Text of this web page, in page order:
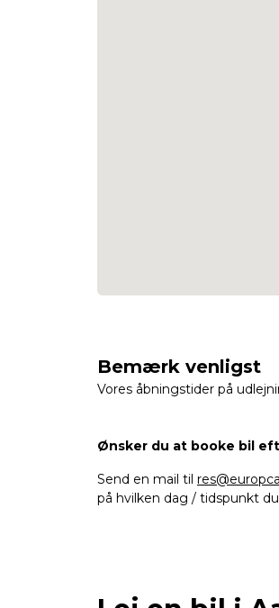
Bemærk venligst
Vores åbningstider på
Ønsker du at booke bil
Send en mail til
på hvilken dag / tidspunkt